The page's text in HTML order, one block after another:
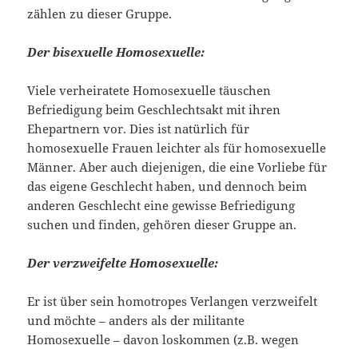
zählen zu dieser Gruppe.
Der bisexuelle Homosexuelle:
Viele verheiratete Homosexuelle täuschen
Befriedigung beim Geschlechtsakt mit ihren
Ehepartnern vor. Dies ist natürlich für
homosexuelle Frauen leichter als für homosexuelle
Männer. Aber auch diejenigen, die eine Vorliebe für
das eigene Geschlecht haben, und dennoch beim
anderen Geschlecht eine gewisse Befriedigung
suchen und finden, gehören dieser Gruppe an.
Der verzweifelte Homosexuelle:
Er ist über sein homotropes Verlangen verzweifelt
und möchte – anders als der militante
Homosexuelle – davon loskommen (z.B. wegen